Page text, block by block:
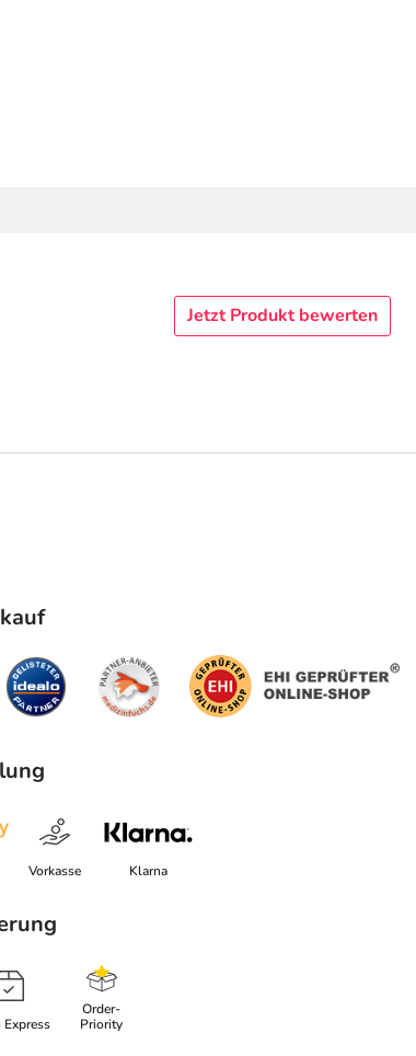
Jetzt Produkt bewerten
Vorkasse Klarna
Express
Order-
Priority